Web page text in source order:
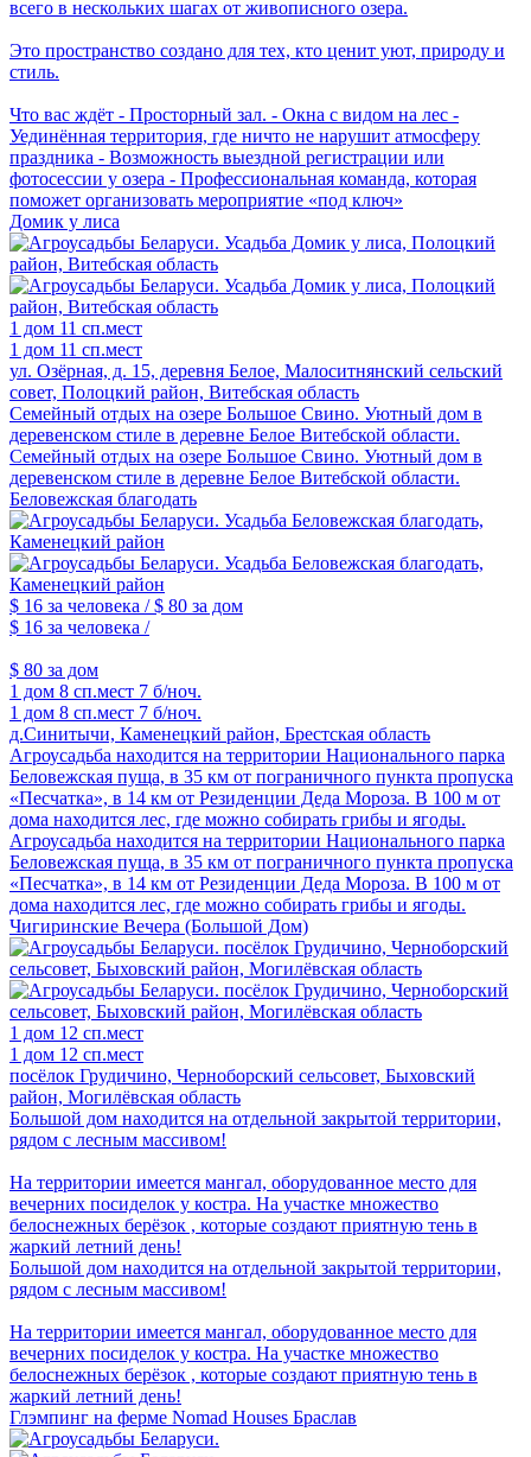
всего в нескольких шагах от живописного озера.
Это пространство создано для тех, кто ценит уют, природу и
стиль.
Что вас ждёт - Просторный зал. - Окна с видом на лес -
Уединённая территория, где ничто не нарушит атмосферу
праздника - Возможность выездной регистрации или
фотосессии у озера - Профессиональная команда, которая
поможет организовать мероприятие «под ключ»
Домик у лиса
1 дом 11 сп.мест
1 дом 11 сп.мест
ул. Озёрная, д. 15, деревня Белое, Малоситнянский сельский
совет, Полоцкий район, Витебская область
Семейный отдых на озере Большое Свино. Уютный дом в
деревенском стиле в деревне Белое Витебской области.
Семейный отдых на озере Большое Свино. Уютный дом в
деревенском стиле в деревне Белое Витебской области.
Беловежская благодать
$ 16 за человека /$ 80 за дом
$ 16 за человека /
$ 80 за дом
1 дом 8 сп.мест 7 б/ноч.
1 дом 8 сп.мест 7 б/ноч.
д.Синитычи, Каменецкий район, Брестская область
Агроусадьба находится на территории Национального парка
Беловежская пуща, в 35 км от пограничного пункта пропуска
«Песчатка», в 14 км от Резиденции Деда Мороза. В 100 м от
дома находится лес, где можно собирать грибы и ягоды.
Агроусадьба находится на территории Национального парка
Беловежская пуща, в 35 км от пограничного пункта пропуска
«Песчатка», в 14 км от Резиденции Деда Мороза. В 100 м от
дома находится лес, где можно собирать грибы и ягоды.
Чигиринские Вечера (Большой Дом)
1 дом 12 сп.мест
1 дом 12 сп.мест
посёлок Грудичино, Черноборский сельсовет, Быховский
район, Могилёвская область
Большой дом находится на отдельной закрытой территории,
рядом с лесным массивом!
На территории имеется мангал, оборудованное место для
вечерних посиделок у костра. На участке множество
белоснежных берёзок , которые создают приятную тень в
жаркий летний день!
Большой дом находится на отдельной закрытой территории,
рядом с лесным массивом!
На территории имеется мангал, оборудованное место для
вечерних посиделок у костра. На участке множество
белоснежных берёзок , которые создают приятную тень в
жаркий летний день!
Глэмпинг на ферме Nomad Houses Браслав